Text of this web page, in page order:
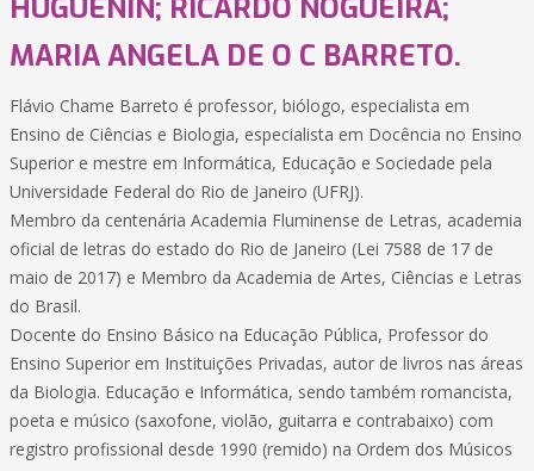
HUGUENIN; RICARDO NOGUEIRA;
MARIA ANGELA DE O C BARRETO.
Flávio Chame Barreto é professor, biólogo, especialista em
Ensino de Ciências e Biologia, especialista em Docência no Ensino
Superior e mestre em Informática, Educação e Sociedade pela
Universidade Federal do Rio de Janeiro (UFRJ).
Membro da centenária Academia Fluminense de Letras, academia
oficial de letras do estado do Rio de Janeiro (Lei 7588 de 17 de
maio de 2017) e Membro da Academia de Artes, Ciências e Letras
do Brasil.
Docente do Ensino Básico na Educação Pública, Professor do
Ensino Superior em Instituições Privadas, autor de livros nas áreas
da Biologia. Educação e Informática, sendo também romancista,
poeta e músico (saxofone, violão, guitarra e contrabaixo) com
registro profissional desde 1990 (remido) na Ordem dos Músicos